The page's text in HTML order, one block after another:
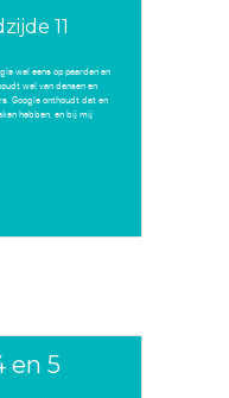
11
wel eens op paarden en
wel van dansen en
Google onthoudt dat en
hebben, en bij mij
en 5